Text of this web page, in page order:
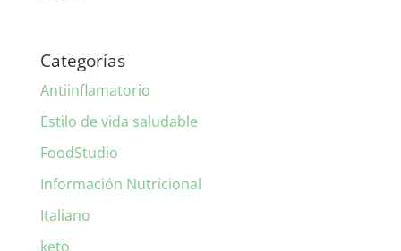
Categorías
Antiinflamatorio
Estilo de vida saludable
FoodStudio
Información Nutricional
Italiano
keto